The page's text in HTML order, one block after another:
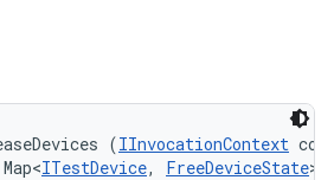
(IInvocationContext
ITestDevice, FreeDeviceState>